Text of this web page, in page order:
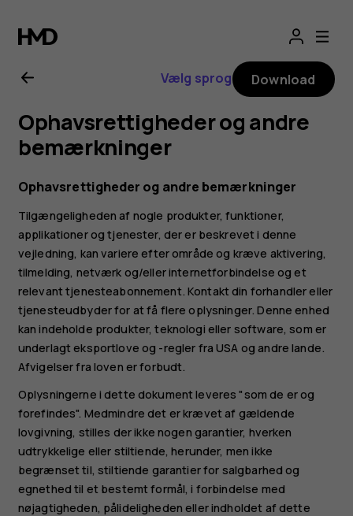
Brugervejledning
til
Nokia
XR20
Vælg sprog Download
Ophavsrettigheder og andre
bemærkninger
Ophavsrettigheder og andre bemærkninger
Tilgængeligheden af nogle produkter, funktioner,
applikationer og tjenester, der er beskrevet i denne
vejledning, kan variere efter område og kræve aktivering,
tilmelding, netværk og/eller internetforbindelse og et
relevant tjenesteabonnement. Kontakt din forhandler eller
tjenesteudbyder for at få flere oplysninger. Denne enhed
kan indeholde produkter, teknologi eller software, som er
underlagt eksportlove og -regler fra USA og andre lande.
Afvigelser fra loven er forbudt.
Oplysningerne i dette dokument leveres "som de er og
forefindes". Medmindre det er krævet af gældende
lovgivning, stilles der ikke nogen garantier, hverken
udtrykkelige eller stiltiende, herunder, men ikke
begrænset til, stiltiende garantier for salgbarhed og
egnethed til et bestemt formål, i forbindelse med
nøjagtigheden, pålideligheden eller indholdet af dette